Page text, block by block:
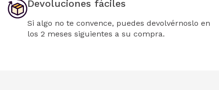
Devoluciones fáciles
Si algo no te convence, puedes devolvérnoslo en
los 2 meses siguientes a su compra.